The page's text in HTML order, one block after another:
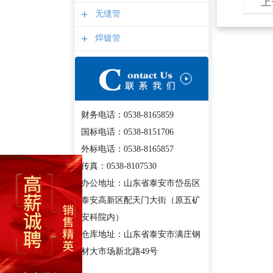
+ 无缝管
+ 焊镀管
财务电话：0538-8165859
国标电话：0538-8151706
外标电话：0538-8165857
传真：0538-8107530
办公地址：山东省泰安市岱岳区
泰安高新区配天门大街（原五矿
安科院内）
仓库地址：山东省泰安市满庄钢
材大市场新北路49号